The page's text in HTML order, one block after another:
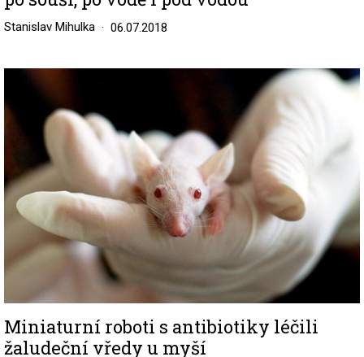
Stanislav Mihulka 06.07.2018
Image
Miniaturní roboti s antibiotiky léčili
žaludeční vředy u myší